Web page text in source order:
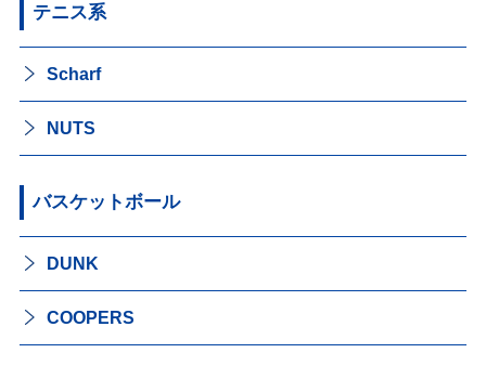
テニス系
Scharf
NUTS
バスケットボール
DUNK
COOPERS